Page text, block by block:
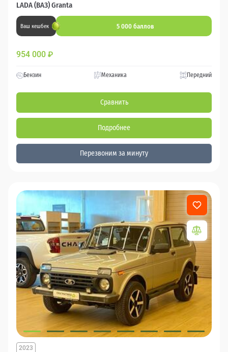
LADA (ВАЗ) Granta
Ваш кешбек 5 000 баллов
954 000 ₽
Бензин Механика Передний
Сравнить
Подробнее
Перезвоним за минуту
2023